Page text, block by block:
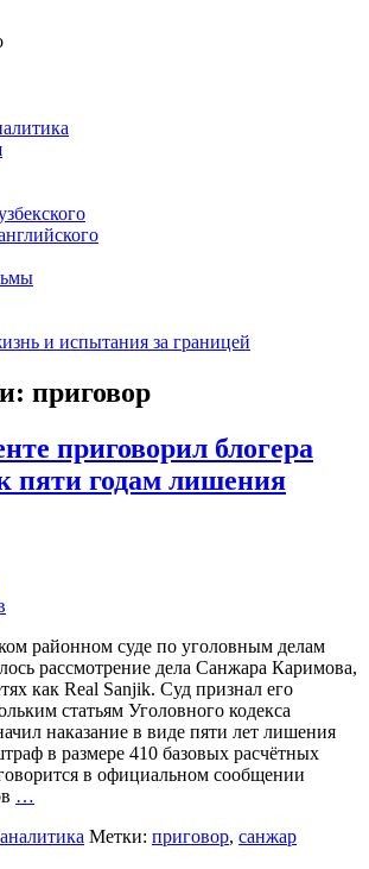
и испытания за границей
приговор
приговорил блогера
пяти годам лишения
районном суде по уголовным делам
рассмотрение дела Санжара Каримова,
как Real Sanjik. Суд признал его
статьям Уголовного кодекса
наказание в виде пяти лет лишения
в размере 410 базовых расчётных
в официальном сообщении
…
Метки: приговор, санжар